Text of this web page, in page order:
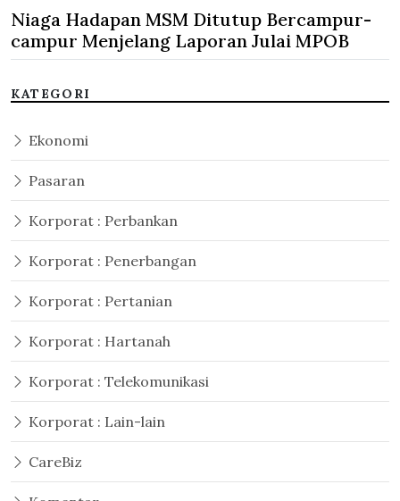
Niaga Hadapan MSM Ditutup Bercampur-
campur Menjelang Laporan Julai MPOB
KATEGORI
Ekonomi
Pasaran
Korporat : Perbankan
Korporat : Penerbangan
Korporat : Pertanian
Korporat : Hartanah
Korporat : Telekomunikasi
Korporat : Lain-lain
CareBiz